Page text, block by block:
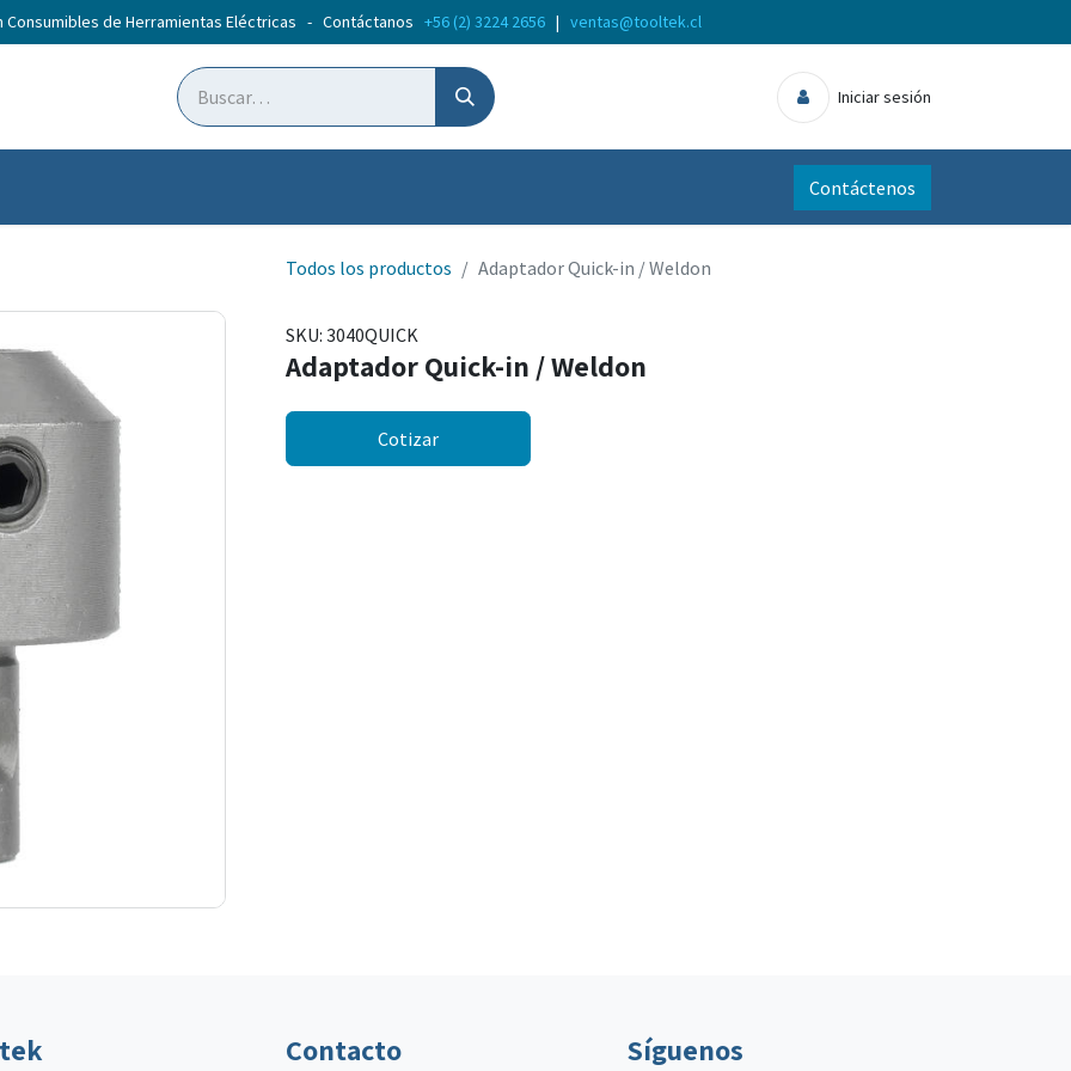
Consumibles de Herramientas Eléctricas - Contáctanos +56 (2) 3224 2656 | ventas@tooltek.cl
Iniciar sesión
Contáctenos
Todos los productos Adaptador Quick-in / Weldon
SKU: 3040QUICK
Adaptador Quick-in / Weldon
Cotizar
Contacto Síguenos